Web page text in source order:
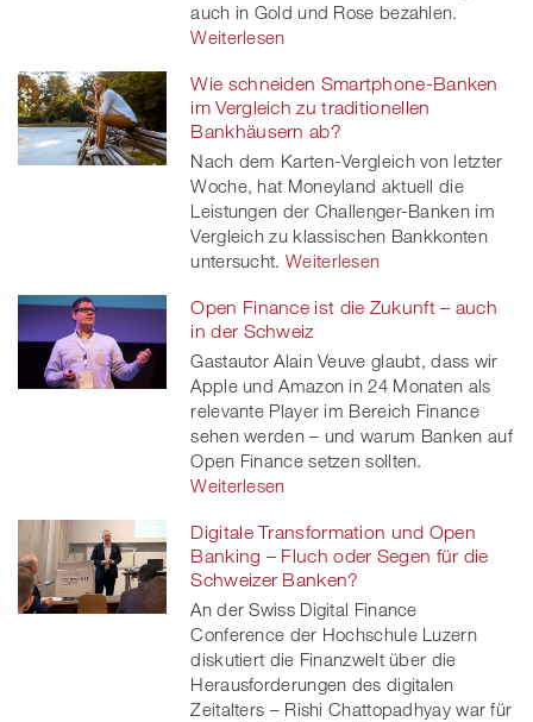
auch in Gold und Rose bezahlen.
Weiterlesen
Wie schneiden Smartphone-Banken
im Vergleich zu traditionellen
Bankhäusern ab?
Nach dem Karten-Vergleich von letzter
Woche, hat Moneyland aktuell die
Leistungen der Challenger-Banken im
Vergleich zu klassischen Bankkonten
untersucht. Weiterlesen
Open Finance ist die Zukunft – auch
in der Schweiz
Gastautor Alain Veuve glaubt, dass wir
Apple und Amazon in 24 Monaten als
relevante Player im Bereich Finance
sehen werden – und warum Banken auf
Open Finance setzen sollten.
Weiterlesen
Digitale Transformation und Open
Banking – Fluch oder Segen für die
Schweizer Banken?
An der Swiss Digital Finance
Conference der Hochschule Luzern
diskutiert die Finanzwelt über die
Herausforderungen des digitalen
Zeitalters – Rishi Chattopadhyay war für